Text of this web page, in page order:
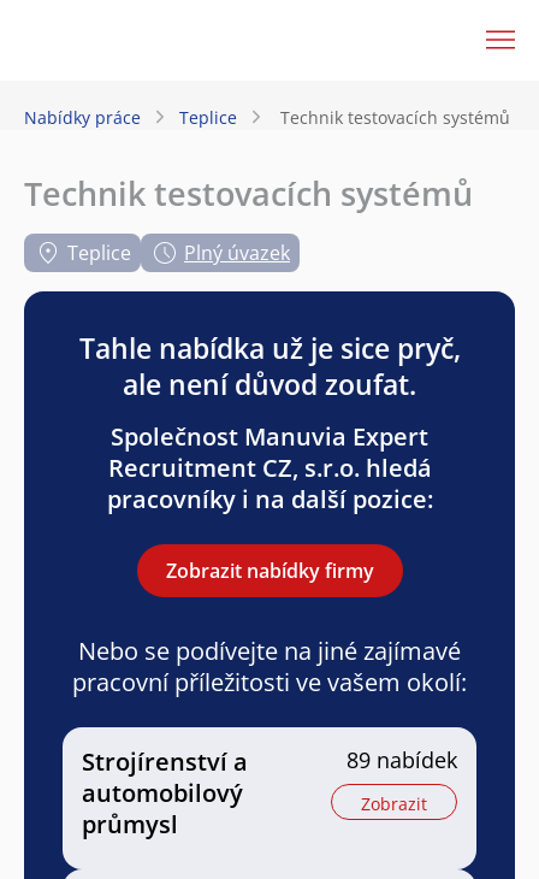
Nabídky práce Teplice Technik testovacích systémů
Technik testovacích systémů
Teplice Plný úvazek
Tahle nabídka už je sice pryč,
ale není důvod zoufat.
Společnost Manuvia Expert
Recruitment CZ, s.r.o. hledá
pracovníky i na další pozice:
Zobrazit nabídky firmy
Nebo se podívejte na jiné zajímavé
pracovní příležitosti ve vašem okolí:
Strojírenství a
automobilový
průmysl
89 nabídek
Zobrazit